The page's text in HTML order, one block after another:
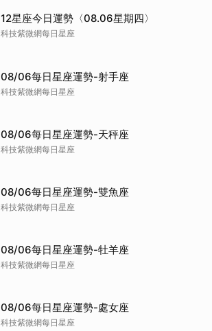
12星座今日運勢〈08.06星期四〉
科技紫微網每日星座
08/06每日星座運勢-射手座
科技紫微網每日星座
08/06每日星座運勢-天秤座
科技紫微網每日星座
08/06每日星座運勢-雙魚座
科技紫微網每日星座
08/06每日星座運勢-牡羊座
科技紫微網每日星座
08/06每日星座運勢-處女座
科技紫微網每日星座